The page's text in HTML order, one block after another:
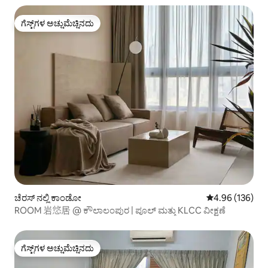
ಗೆಸ್ಟ್‌ಗಳ ಅಚ್ಚುಮೆಚ್ಚಿನದು
ಗೆಸ್ಟ್‌ಗಳ ಅಚ್ಚುಮೆಚ್ಚಿನದು
ಚೆರಸ್ ನಲ್ಲಿ ಕಾಂಡೋ 5 ರಲ್ಲಿ 4.96
4.96 (136)
ROOM 岩悠居 @ ಕೌಲಾಲಂಪುರ | ಪೂಲ್ ಮತ್ತು KLCC ವೀಕ್ಷಣೆ
ಗೆಸ್ಟ್‌ಗಳ ಅಚ್ಚುಮೆಚ್ಚಿನದು
ಗೆಸ್ಟ್‌ಗಳ ಅಚ್ಚುಮೆಚ್ಚಿನದು